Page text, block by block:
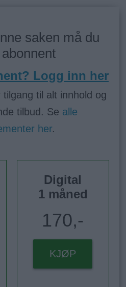
saken må du
Logg inn her
til alt innhold og
tilbud. Se alle
her.
Digital
1 måned
170,-
KJØP